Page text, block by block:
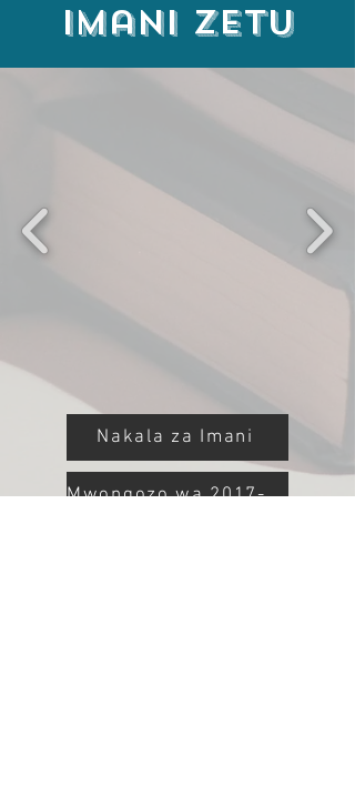
Imani zetu
Nakala za Imani
Mwongozo wa 2017-21